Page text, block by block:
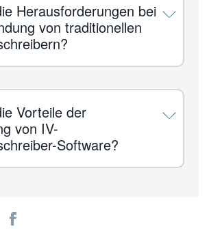
Herausforderungen bei
von traditionellen
Vorteile der
von IV-
Software?